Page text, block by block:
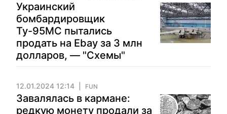
Украинский
бомбардировщик
Ту-95МС пытались
продать на Ebay за 3 млн
долларов, — "Схемы"
12.01.2024 12:14 FUN
Завалялась в кармане:
редкую монету продали за